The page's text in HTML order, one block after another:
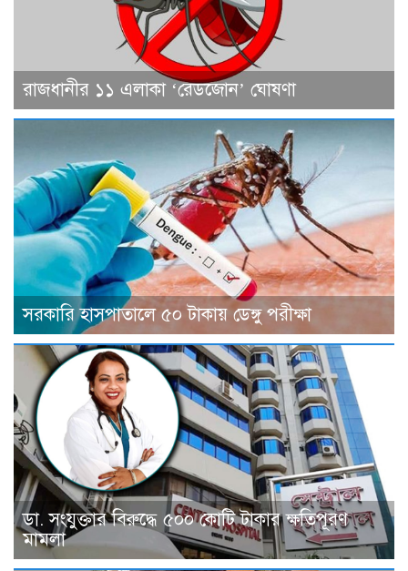
রাজধানীর ১১ এলাকা ‘রেডজোন’ ঘোষণা
সরকারি হাসপাতালে ৫০ টাকায় ডেঙ্গু পরীক্ষা
ডা. সংযুক্তার বিরুদ্ধে ৫০০ কোটি টাকার ক্ষতিপূরণ
মামলা